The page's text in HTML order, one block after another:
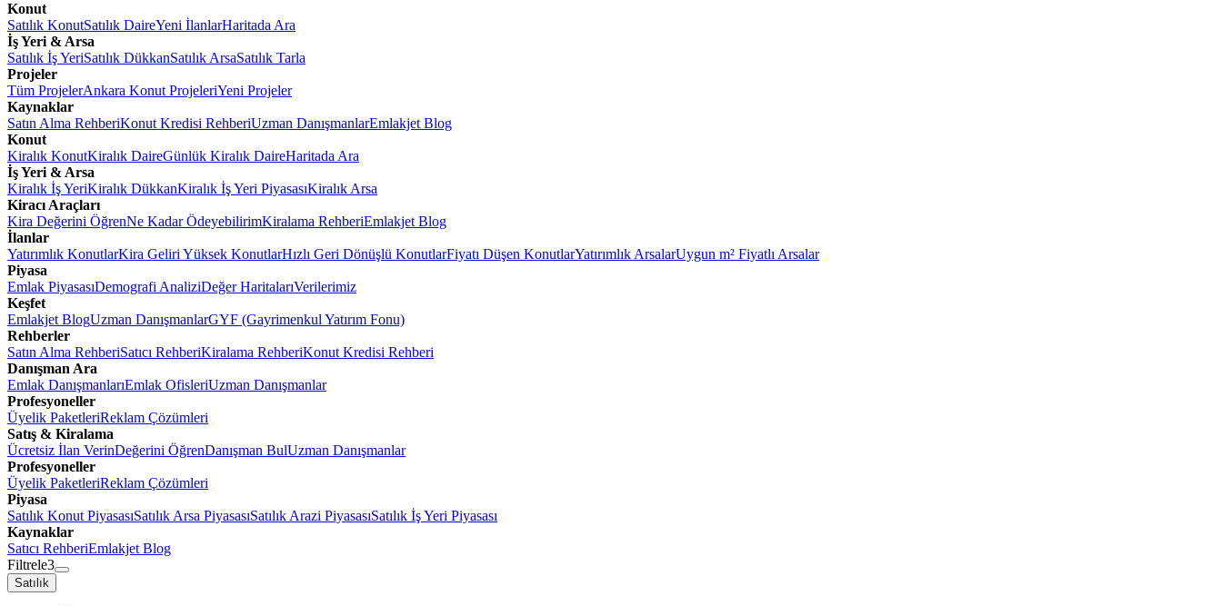
Konut
Satılık KonutSatılık DaireYeni İlanlarHaritada Ara
İş Yeri & Arsa
Satılık İş YeriSatılık DükkanSatılık ArsaSatılık Tarla
Projeler
Tüm ProjelerAnkara Konut ProjeleriYeni Projeler
Kaynaklar
Satın Alma RehberiKonut Kredisi RehberiUzman DanışmanlarEmlakjet Blog
Konut
Kiralık KonutKiralık DaireGünlük Kiralık DaireHaritada Ara
İş Yeri & Arsa
Kiralık İş YeriKiralık DükkanKiralık İş Yeri PiyasasıKiralık Arsa
Kiracı Araçları
Kira Değerini ÖğrenNe Kadar ÖdeyebilirimKiralama RehberiEmlakjet Blog
İlanlar
Yatırımlık KonutlarKira Geliri Yüksek KonutlarHızlı Geri Dönüşlü KonutlarFiyatı Düşen KonutlarYatırımlık ArsalarUygun m² Fiyatlı Arsalar
Piyasa
Emlak PiyasasıDemografi AnaliziDeğer HaritalarıVerilerimiz
Keşfet
Emlakjet BlogUzman DanışmanlarGYF (Gayrimenkul Yatırım Fonu)
Rehberler
Satın Alma RehberiSatıcı RehberiKiralama RehberiKonut Kredisi Rehberi
Danışman Ara
Emlak DanışmanlarıEmlak OfisleriUzman Danışmanlar
Profesyoneller
Üyelik PaketleriReklam Çözümleri
Satış & Kiralama
Ücretsiz İlan VerinDeğerini ÖğrenDanışman BulUzman Danışmanlar
Profesyoneller
Üyelik PaketleriReklam Çözümleri
Piyasa
Satılık Konut PiyasasıSatılık Arsa PiyasasıSatılık Arazi PiyasasıSatılık İş Yeri Piyasası
Kaynaklar
Satıcı RehberiEmlakjet Blog
Filtrele3
Satılık